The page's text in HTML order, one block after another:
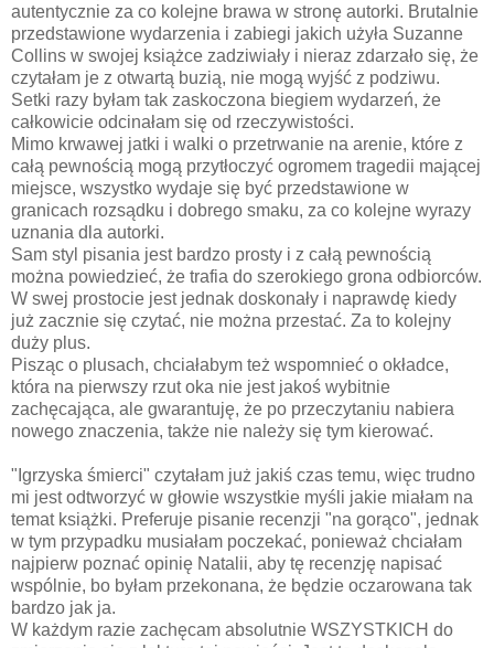
autentycznie za co kolejne brawa w stronę autorki. Brutalnie
przedstawione wydarzenia i zabiegi jakich użyła Suzanne
Collins w swojej książce zadziwiały i nieraz zdarzało się, że
czytałam je z otwartą buzią, nie mogą wyjść z podziwu.
Setki razy byłam tak zaskoczona biegiem wydarzeń, że
całkowicie odcinałam się od rzeczywistości.
Mimo krwawej jatki i walki o przetrwanie na arenie, które z
całą pewnością mogą przytłoczyć ogromem tragedii mającej
miejsce, wszystko wydaje się być przedstawione w
granicach rozsądku i dobrego smaku, za co kolejne wyrazy
uznania dla autorki.
Sam styl pisania jest bardzo prosty i z całą pewnością
można powiedzieć, że trafia do szerokiego grona odbiorców.
W swej prostocie jest jednak doskonały i naprawdę kiedy
już zacznie się czytać, nie można przestać. Za to kolejny
duży plus.
Pisząc o plusach, chciałabym też wspomnieć o okładce,
która na pierwszy rzut oka nie jest jakoś wybitnie
zachęcająca, ale gwarantuję, że po przeczytaniu nabiera
nowego znaczenia, także nie należy się tym kierować.
"Igrzyska śmierci" czytałam już jakiś czas temu, więc trudno
mi jest odtworzyć w głowie wszystkie myśli jakie miałam na
temat książki. Preferuje pisanie recenzji "na gorąco", jednak
w tym przypadku musiałam poczekać, ponieważ chciałam
najpierw poznać opinię Natalii, aby tę recenzję napisać
wspólnie, bo byłam przekonana, że będzie oczarowana tak
bardzo jak ja.
W każdym razie zachęcam absolutnie WSZYSTKICH do